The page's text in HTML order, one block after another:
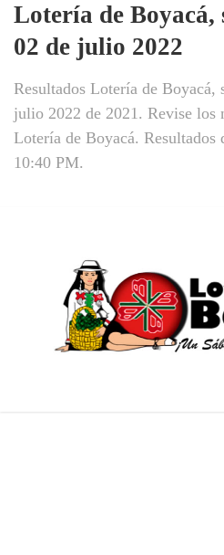
Lotería de Boyacá,
02 de julio 2022
Resultados Lotería de Boyacá,
julio 2022 de 2021. Revise los
Lotería de Boyacá. Resultados
10:40 PM.